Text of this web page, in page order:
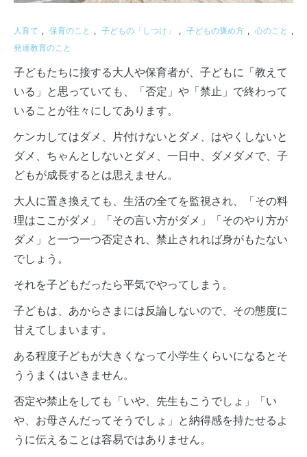
人育て , 保育のこと , 子どもの「しつけ」 , 子どもの褒め方 , 心のこと ,
発達教育のこと
子どもたちに接する大人や保育者が、子どもに「教えて
いる」と思っていても、「否定」や「禁止」で終わって
いることが往々にしてあります。
ケンカしてはダメ、片付けないとダメ、はやくしないと
ダメ、ちゃんとしないとダメ、一日中、ダメダメで、子
どもが成長するとは思えません。
大人に置き換えても、生活の全てを監視され、「その料
理はここがダメ」「その言い方がダメ」「そのやり方が
ダメ」と一つ一つ否定され、禁止されれば身がもたない
でしょう。
それを子どもだったら平気でやってしまう。
子どもは、あからさまには反論しないので、その態度に
甘えてしまいます。
ある程度子どもが大きくなって小学生くらいになるとそ
ううまくはいきません。
否定や禁止をしても「いや、先生もこうでしょ」「い
や、お母さんだってそうでしょ」と納得感を持たせるよ
うに伝えることは容易ではありません。